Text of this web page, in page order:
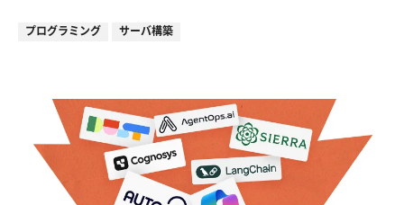
プログラミング サーバ構築